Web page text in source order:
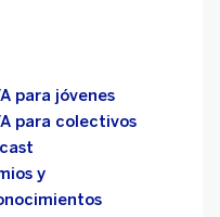
para jóvenes
para colectivos
y